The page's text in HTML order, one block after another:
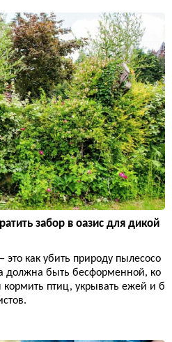
забор в оазис для дикой
как убить природу пылесосо
должна быть бесформенной, ко
птиц, укрывать ежей и б